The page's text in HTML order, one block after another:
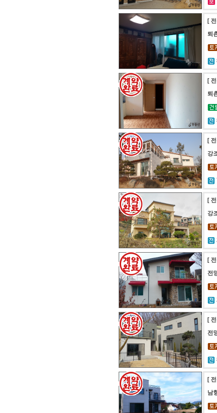
[
퇴
[
퇴
[
강
[
강
[
전
[
전
[
남